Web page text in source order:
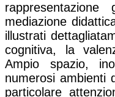
mediazione
illustrati
cognitiva, la
Ampio spazio,
numerosi ambienti
particolare